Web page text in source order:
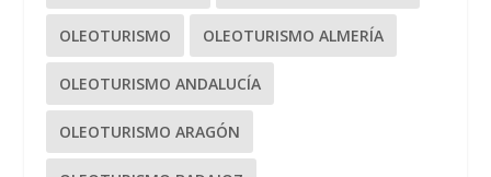
OLEOTURISMO OLEOTURISMO ALMERÍA
OLEOTURISMO ANDALUCÍA
OLEOTURISMO ARAGÓN